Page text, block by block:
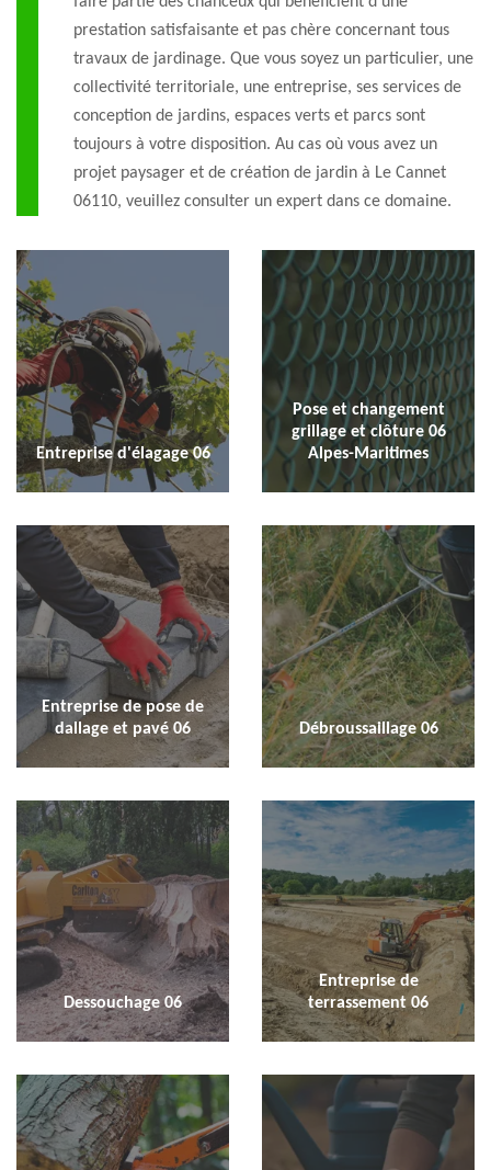
prestation satisfaisante et pas chère concernant tous
travaux de jardinage. Que vous soyez un particulier, une
collectivité territoriale, une entreprise, ses services de
conception de jardins, espaces verts et parcs sont
toujours à votre disposition. Au cas où vous avez un
projet paysager et de création de jardin à Le Cannet
06110, veuillez consulter un expert dans ce domaine.
Entreprise d'élagage 06
Pose et changement
grillage et clôture 06
Alpes-Maritimes
Entreprise de pose de
dallage et pavé 06
Débroussaillage 06
Dessouchage 06
Entreprise de
terrassement 06